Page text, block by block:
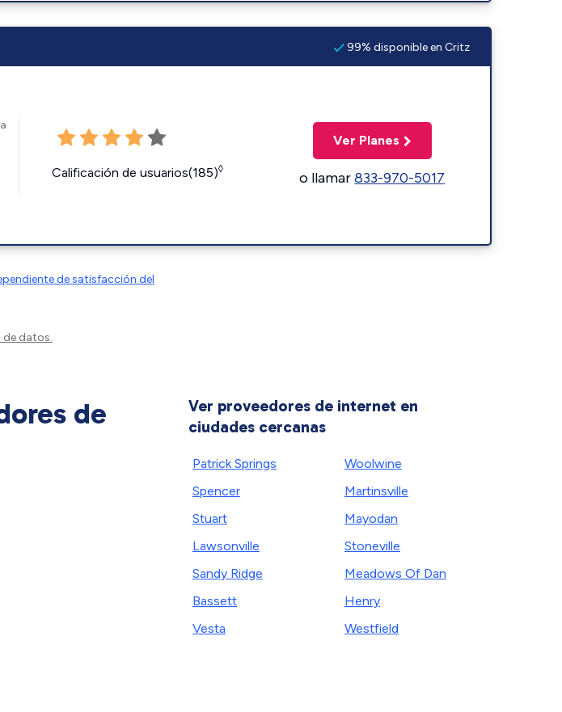
99% disponible en Critz
Calificación de usuarios(185)◊
Ver Planes
o llamar833-970-5017
de satisfacción del
datos.
de
Ver proveedores de internet en
ciudades cercanas
Patrick Springs
Spencer
Stuart
Lawsonville
Sandy Ridge
Bassett
Vesta
Woolwine
Martinsville
Mayodan
Stoneville
Meadows Of Dan
Henry
Westfield